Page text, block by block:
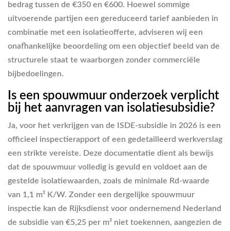
bedrag tussen de €350 en €600. Hoewel sommige
uitvoerende partijen een gereduceerd tarief aanbieden in
combinatie met een isolatieofferte, adviseren wij een
onafhankelijke beoordeling om een objectief beeld van de
structurele staat te waarborgen zonder commerciële
bijbedoelingen.
Is een spouwmuur onderzoek verplicht
bij het aanvragen van isolatiesubsidie?
Ja, voor het verkrijgen van de ISDE-subsidie in 2026 is een
officieel inspectierapport of een gedetailleerd werkverslag
een strikte vereiste. Deze documentatie dient als bewijs
dat de spouwmuur volledig is gevuld en voldoet aan de
gestelde isolatiewaarden, zoals de minimale Rd-waarde
van 1,1 m² K/W. Zonder een dergelijke spouwmuur
inspectie kan de Rijksdienst voor ondernemend Nederland
de subsidie van €5,25 per m² niet toekennen, aangezien de